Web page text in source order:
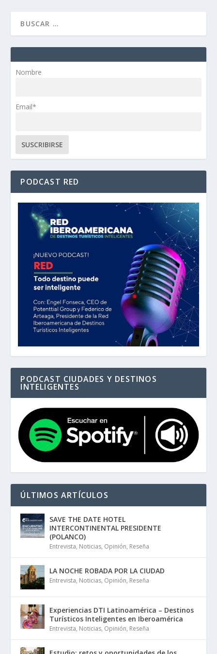
Nombre
Email*
PODCAST RED
PODCAST CIUDADES Y DESTINOS
INTELIGENTES
ÚLTIMOS ARTÍCULOS
SAVE THE DATE HOTEL
INTERCONTINENTAL PRESIDENTE
(POLANCO)
Entrevista, Noticias, Opinión, Reseña
LA NOCHE ROBADA POR LA CIUDAD
Entrevista, Noticias, Opinión, Reseña
Experiencias DTI Latinoamérica – Destinos
Turísticos Inteligentes en Iberoamérica
Entrevista, Noticias, Opinión, Reseña